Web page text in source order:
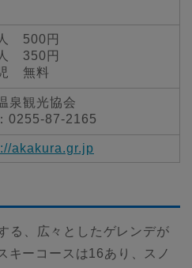
500円
350円
無料
泉観光協会
0255-87-2165
akakura.gr.jp
る、広々としたゲレンデが
キーコースは16あり、スノ